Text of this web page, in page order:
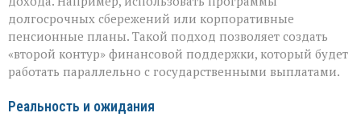
долгосрочных сбережений или корпоративные
пенсионные планы. Такой подход позволяет создать
«второй контур» финансовой поддержки, который будет
работать параллельно с государственными выплатами.
Реальность и ожидания